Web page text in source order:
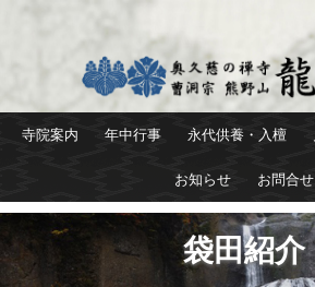
寺院案内 年中行事 永代供養・入檀
お知らせ お問合せ
袋田紹介